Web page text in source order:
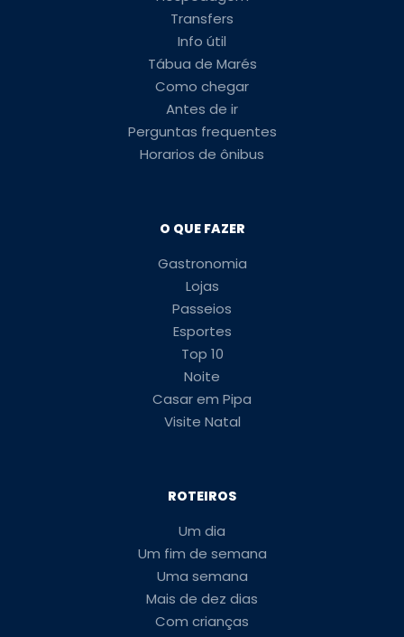
Transfers
Info útil
Tábua de Marés
Como chegar
Antes de ir
Perguntas frequentes
Horarios de ônibus
O QUE FAZER
Gastronomia
Lojas
Passeios
Esportes
Top 10
Noite
Casar em Pipa
Visite Natal
ROTEIROS
Um dia
Um fim de semana
Uma semana
Mais de dez dias
Com crianças